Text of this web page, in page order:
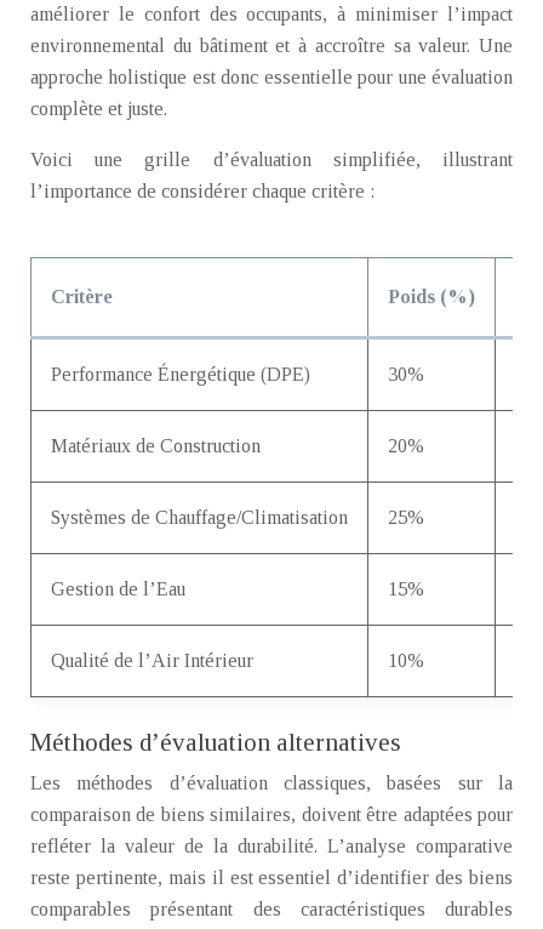
améliorer le confort des occupants, à minimiser l’impact
environnemental du bâtiment et à accroître sa valeur. Une
approche holistique est donc essentielle pour une évaluation
complète et juste.
Voici une grille d’évaluation simplifiée, illustrant
l’importance de considérer chaque critère :
Critère Poids (%)
Performance Énergétique (DPE) 30%
Matériaux de Construction 20%
Systèmes de Chauffage/Climatisation 25%
Gestion de l’Eau 15%
Qualité de l’Air Intérieur 10%
Méthodes d’évaluation alternatives
Les méthodes d’évaluation classiques, basées sur la
comparaison de biens similaires, doivent être adaptées pour
refléter la valeur de la durabilité. L’analyse comparative
reste pertinente, mais il est essentiel d’identifier des biens
comparables présentant des caractéristiques durables